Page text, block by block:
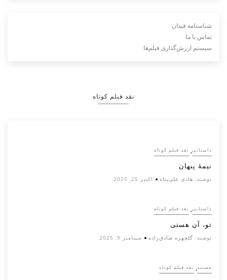
شناسنامه فیدان
تماس با ما
سیستم ارزش‌گذاری فیلم‌ها
نقد فیلم کوتاه
داستانی, نقد فیلم کوتاه
نیمۀ پنهان
نوشته: هادی علی‌پناه اکتبر 25, 2025
داستانی, نقد فیلم کوتاه
تو، آن هستی
نوشته: گلچهره صادق‌زاده سپتامبر 9, 2025
مستند, نقد فیلم کوتاه